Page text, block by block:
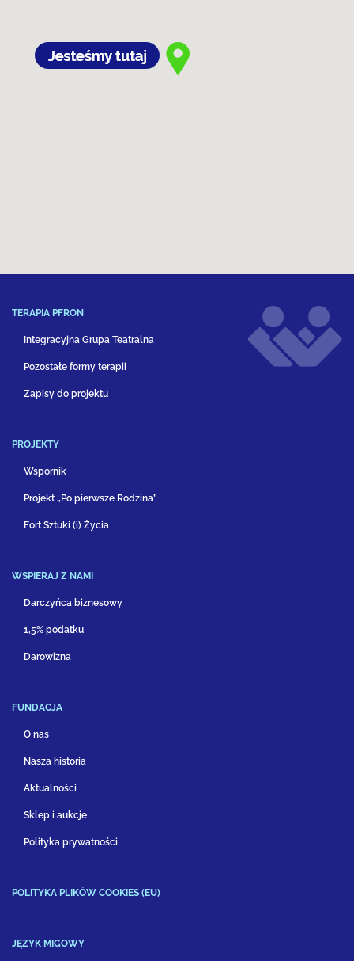
TERAPIA PFRON
Integracyjna Grupa Teatralna
Pozostałe formy terapii
Zapisy do projektu
PROJEKTY
Wspornik
Projekt „Po pierwsze Rodzina”
Fort Sztuki (i) Życia
WSPIERAJ Z NAMI
Darczyńca biznesowy
1,5% podatku
Darowizna
FUNDACJA
O nas
Nasza historia
Aktualności
Sklep i aukcje
Polityka prywatności
POLITYKA PLIKÓW COOKIES (EU)
JĘZYK MIGOWY